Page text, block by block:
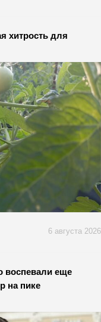
хитрость для
6 августа 2026
воспевали еще
на пике